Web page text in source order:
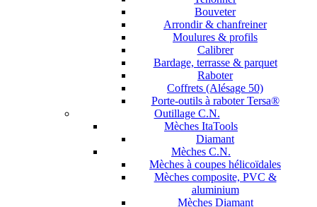
Bouveter
Arrondir & chanfreiner
Moulures & profils
Calibrer
Bardage, terrasse & parquet
Raboter
Coffrets (Alésage 50)
Porte-outils à raboter Tersa®
Outillage C.N.
Mèches ItaTools
Diamant
Mèches C.N.
Mèches à coupes hélicoïdales
Mèches composite, PVC &
aluminium
Mèches Diamant